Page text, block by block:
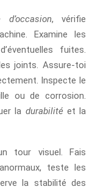
, vérifie
Examine les
fuites.
joints. Assure-toi
Inspecte le
ou de corrosion.
la durabilité et la
tour visuel. Fais
teste les
la stabilité des